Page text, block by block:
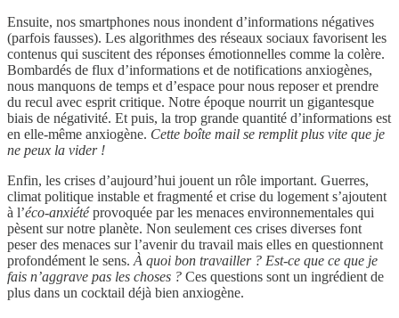
Ensuite, nos smartphones nous inondent d’informations négatives
(parfois fausses). Les algorithmes des réseaux sociaux favorisent les
contenus qui suscitent des réponses émotionnelles comme la colère.
Bombardés de flux d’informations et de notifications anxiogènes,
nous manquons de temps et d’espace pour nous reposer et prendre
du recul avec esprit critique. Notre époque nourrit un gigantesque
biais de négativité. Et puis, la trop grande quantité d’informations est
en elle-même anxiogène. Cette boîte mail se remplit plus vite que je
ne peux la vider !
Enfin, les crises d’aujourd’hui jouent un rôle important. Guerres,
climat politique instable et fragmenté et crise du logement s’ajoutent
à l’éco-anxiétéprovoquée par les menaces environnementales qui
pèsent sur notre planète. Non seulement ces crises diverses font
peser des menaces sur l’avenir du travail mais elles en questionnent
profondément le sens. À quoi bon travailler ? Est-ce que ce que je
fais n’aggrave pas les choses ? Ces questions sont un ingrédient de
plus dans un cocktail déjà bien anxiogène.